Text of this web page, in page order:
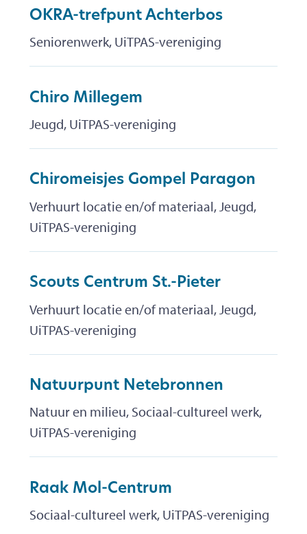
OKRA-trefpunt Achterbos
Seniorenwerk, UiTPAS-vereniging
Chiro Millegem
Jeugd, UiTPAS-vereniging
Chiromeisjes Gompel Paragon
Verhuurt locatie en/of materiaal, Jeugd,
UiTPAS-vereniging
Scouts Centrum St.-Pieter
Verhuurt locatie en/of materiaal, Jeugd,
UiTPAS-vereniging
Natuurpunt Netebronnen
Natuur en milieu, Sociaal-cultureel werk,
UiTPAS-vereniging
Raak Mol-Centrum
Sociaal-cultureel werk, UiTPAS-vereniging